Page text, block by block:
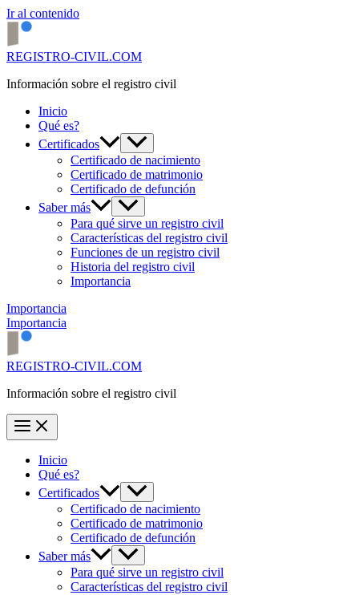
Ir al contenido
REGISTRO-CIVIL.COM
Información sobre el registro civil
Inicio
Qué es?
Certificados
Certificado de nacimiento
Certificado de matrimonio
Certificado de defunción
Saber más
Para qué sirve un registro civil
Características del registro civil
Funciones de un registro civil
Historia del registro civil
Importancia
Importancia
Importancia
REGISTRO-CIVIL.COM
Información sobre el registro civil
Inicio
Qué es?
Certificados
Certificado de nacimiento
Certificado de matrimonio
Certificado de defunción
Saber más
Para qué sirve un registro civil
Características del registro civil